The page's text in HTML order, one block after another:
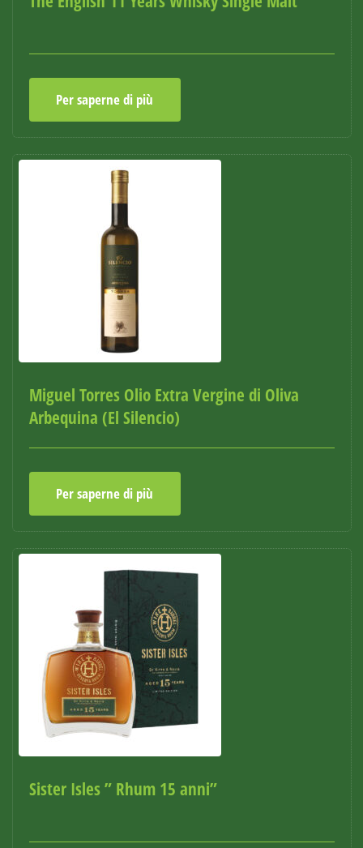
Per saperne di più
Miguel Torres Olio Extra Vergine di Oliva
Arbequina (El Silencio)
Per saperne di più
Sister Isles ” Rhum 15 anni”